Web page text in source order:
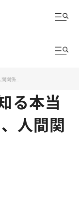
間関係…
る本当
人間関